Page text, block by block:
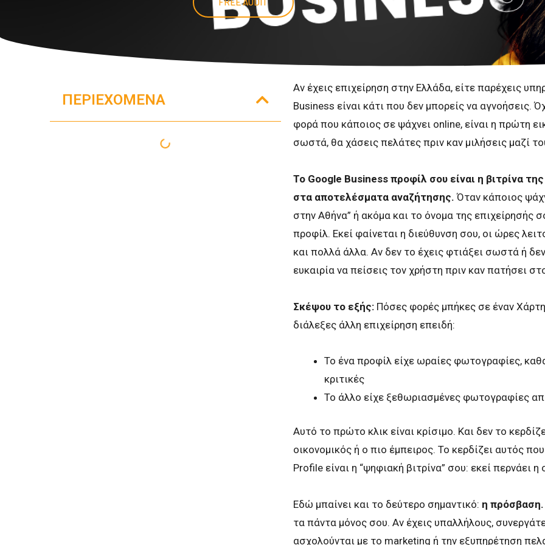
ΠΕΡΙΕΧΌΜΕΝΑ
Αν έχεις επιχείρηση στην Ελλάδα, είτε παρέχεις
Business είναι κάτι που δεν μπορείς να αγνοήσεις.
φορά που κάποιος σε ψάχνει online, είναι η πρώτη
σωστά, θα χάσεις πελάτες πριν καν μιλήσεις μαζί
Το Google Business προφίλ σου είναι η βιτρίνα
στα αποτελέσματα αναζήτησης. Όταν κάποιος
στην Αθήνα” ή ακόμα και το όνομα της επιχείρησής
προφίλ. Εκεί φαίνεται η διεύθυνση σου, οι ώρες
και πολλά άλλα. Αν δεν το έχεις φτιάξει σωστά ή
ευκαιρία να πείσεις τον χρήστη πριν καν πατήσει
Σκέψου το εξής:Πόσες φορές μπήκες σε έναν
διάλεξες άλλη επιχείρηση επειδή:
Το ένα προφίλ είχε ωραίες φωτογραφίες,
κριτικές
Το άλλο είχε ξεθωριασμένες φωτογραφίες
Αυτό το πρώτο κλικ είναι κρίσιμο. Και δεν το
οικονομικός ή ο πιο έμπειρος. Το κερδίζει αυτός
Profile είναι η “ψηφιακή βιτρίνα” σου: εκεί περνάει
Εδώ μπαίνει και το δεύτερο σημαντικό: η πρόσβαση.
τα πάντα μόνος σου. Αν έχεις υπαλλήλους,
ασχολούνται με το marketing ή την εξυπηρέτηση